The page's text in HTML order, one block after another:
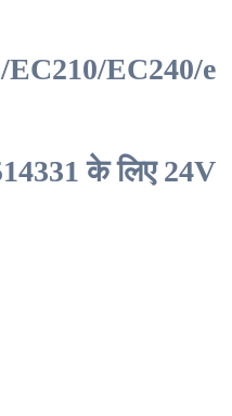
EC240/e
के लिए 24V